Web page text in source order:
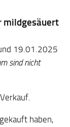
mildgesäuert
19.01.2025
sind nicht
haben,